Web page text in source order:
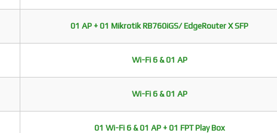
01 AP + 01 Mikrotik RB760iGS/ EdgeRouter X SFP
Wi-Fi 6 & 01 AP
Wi-Fi 6 & 01 AP
01 Wi-Fi 6 & 01 AP + 01 FPT Play Box